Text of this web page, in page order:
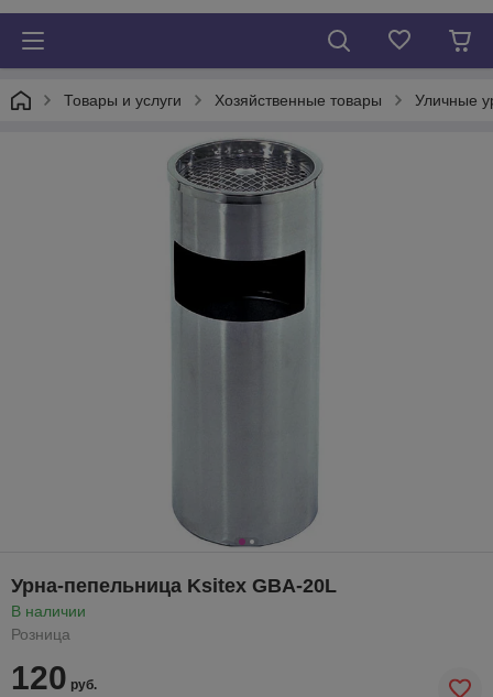
Товары и услуги Хозяйственные товары Уличные
Урна-пепельница Ksitex GBA-20L
В наличии
Розница
120 руб.